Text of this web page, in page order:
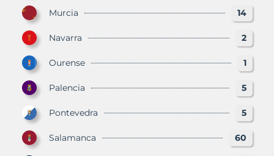
Murcia 14
Navarra 2
Ourense 1
Palencia 5
Pontevedra 5
Salamanca 60